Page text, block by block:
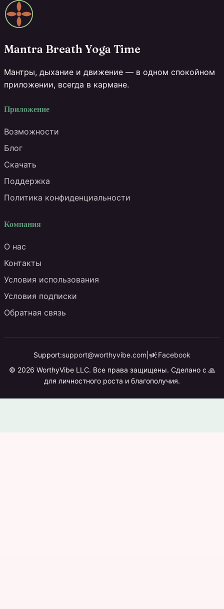
Mantra Breath Yoga Time
Мантры, дыхание и движение — в одном спокойном
приложении, всегда в кармане.
Приложение
Возможности
Блог
Скачать
Поддержка
Политика конфиденциальности
Компания
О нас
Контакты
Условия использования
Условия подписки
Обратная связь
Support:support@worthyvibe.com campaignFacebook
© 2026 WorthyVibe LLC. Все права защищены. Сделано с 🙏
для личностного роста и благополучия.